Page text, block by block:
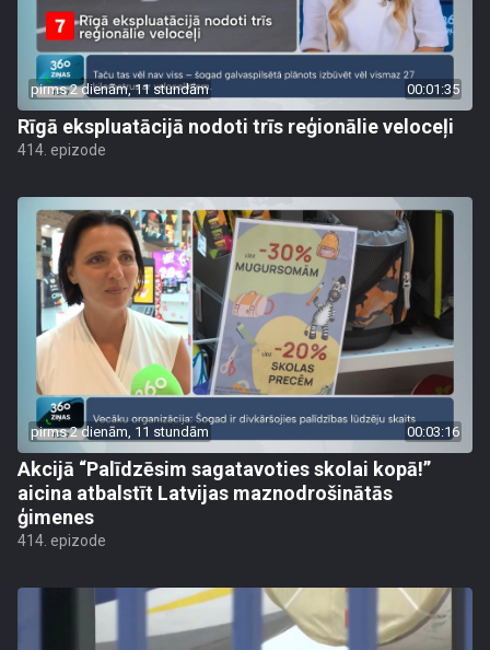
pirms 2 dienām, 11 stundām 00:01:35
Rīgā ekspluatācijā nodoti trīs reģionālie veloceļi
414. epizode
pirms 2 dienām, 11 stundām 00:03:16
Akcijā “Palīdzēsim sagatavoties skolai kopā!”
aicina atbalstīt Latvijas maznodrošinātās
ģimenes
414. epizode